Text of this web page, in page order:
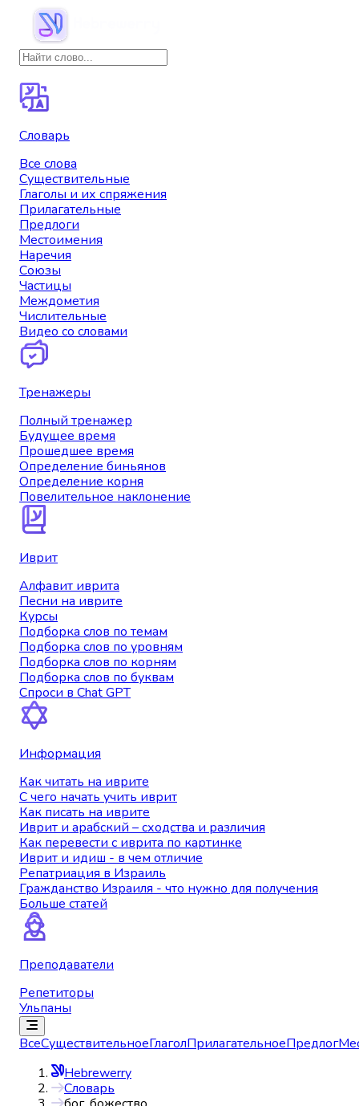
Словарь
Все слова
Существительные
Глаголы и их спряжения
Прилагательные
Предлоги
Местоимения
Наречия
Союзы
Частицы
Междометия
Числительные
Видео со словами
Тренажеры
Полный тренажер
Будущее время
Прошедшее время
Определение биньянов
Определение корня
Повелительное наклонение
Иврит
Алфавит иврита
Песни на иврите
Курсы
Подборка слов по темам
Подборка слов по уровням
Подборка слов по корням
Подборка слов по буквам
Спроси в Chat GPT
Информация
Как читать на иврите
С чего начать учить иврит
Как писать на иврите
Иврит и арабский – сходства и различия
Как перевести с иврита по картинке
Иврит и идиш - в чем отличие
Репатриация в Израиль
Гражданство Израиля - что нужно для получения
Больше статей
Преподаватели
Репетиторы
Ульпаны
ВсеСуществительноеГлаголПрилагательноеПредлог
Hebrewerry
Словарь